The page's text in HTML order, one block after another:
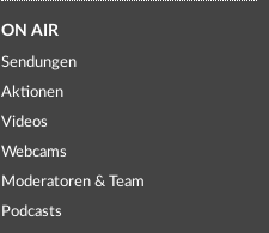
ON AIR
Sendungen
Aktionen
Videos
Webcams
Moderatoren & Team
Podcasts